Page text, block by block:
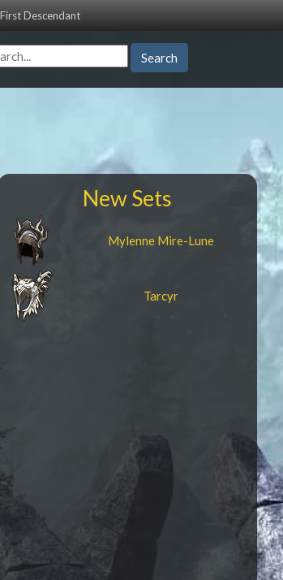
First Descendant
Search
New Sets
Mylenne Mire-Lune
Tarcyr